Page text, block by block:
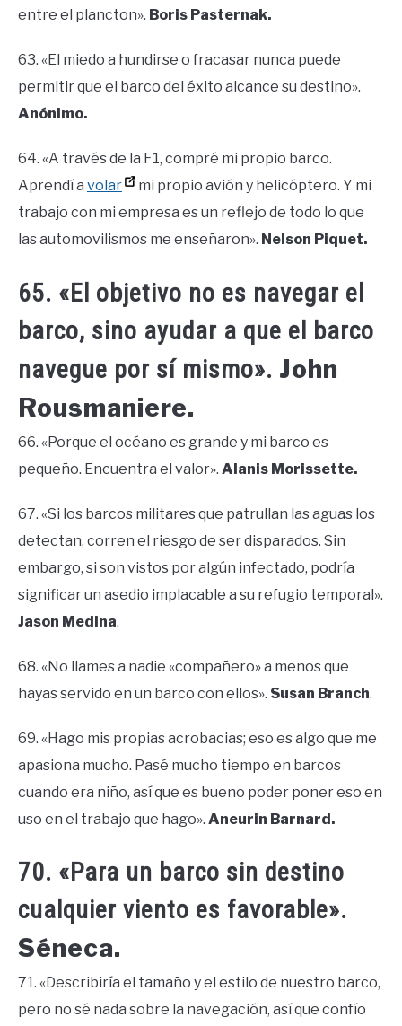
entre el plancton». Boris Pasternak.
63. «El miedo a hundirse o fracasar nunca puede
permitir que el barco del éxito alcance su destino».
Anónimo.
64. «A través de la F1, compré mi propio barco.
Aprendí a volar
mi propio avión y helicóptero. Y mi
trabajo con mi empresa es un reflejo de todo lo que
las automovilismos me enseñaron». Nelson Piquet.
65. «El objetivo no es navegar el
barco, sino ayudar a que el barco
navegue por sí mismo». John
Rousmaniere.
66. «Porque el océano es grande y mi barco es
pequeño. Encuentra el valor». Alanis Morissette.
67. «Si los barcos militares que patrullan las aguas los
detectan, corren el riesgo de ser disparados. Sin
embargo, si son vistos por algún infectado, podría
significar un asedio implacable a su refugio temporal».
Jason Medina.
68. «No llames a nadie «compañero» a menos que
hayas servido en un barco con ellos». Susan Branch.
69. «Hago mis propias acrobacias; eso es algo que me
apasiona mucho. Pasé mucho tiempo en barcos
cuando era niño, así que es bueno poder poner eso en
uso en el trabajo que hago». Aneurin Barnard.
70. «Para un barco sin destino
cualquier viento es favorable».
Séneca.
71. «Describiría el tamaño y el estilo de nuestro barco,
pero no sé nada sobre la navegación, así que confío